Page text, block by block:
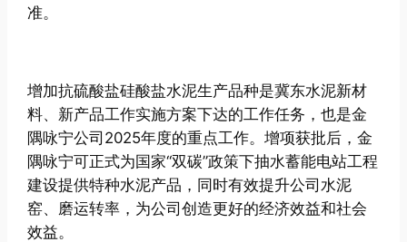
准。
增加抗硫酸盐硅酸盐水泥生产品种是冀东水泥新材
料、新产品工作实施方案下达的工作任务，也是金
隅咏宁公司2025年度的重点工作。增项获批后，金
隅咏宁可正式为国家“双碳”政策下抽水蓄能电站工程
建设提供特种水泥产品，同时有效提升公司水泥
窑、磨运转率，为公司创造更好的经济效益和社会
效益。